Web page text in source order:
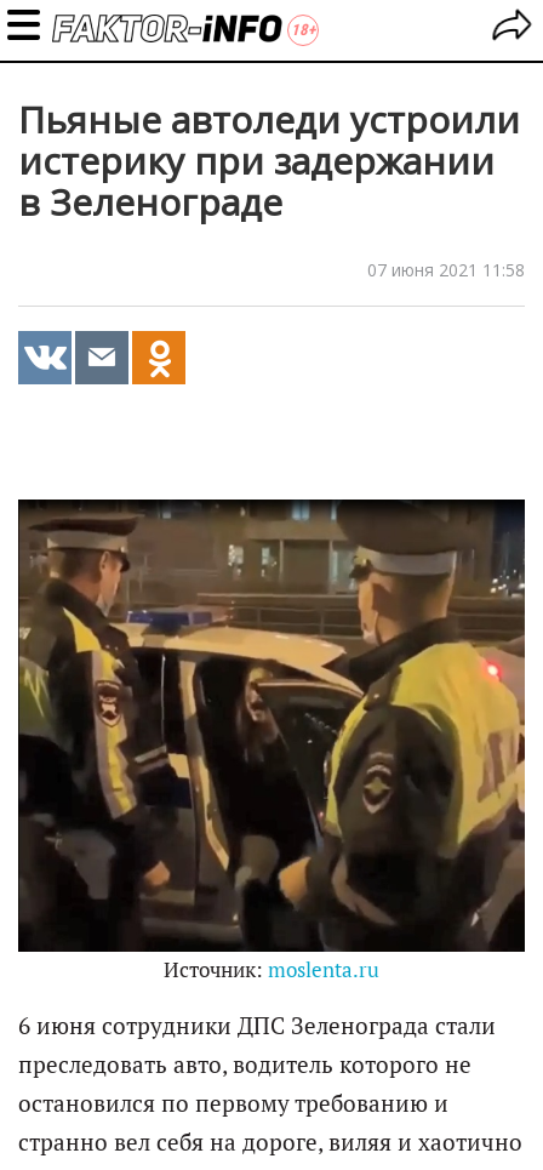
Пьяные автоледи устроили
истерику при задержании
в Зеленограде
07 июня 2021 11:58
Источник: moslenta.ru
6 июня сотрудники ДПС Зеленограда стали
преследовать авто, водитель которого не
остановился по первому требованию и
странно вел себя на дороге, виляя и хаотично